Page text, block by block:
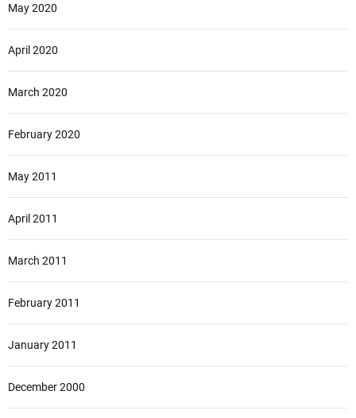
May 2020
April 2020
March 2020
February 2020
May 2011
April 2011
March 2011
February 2011
January 2011
December 2000